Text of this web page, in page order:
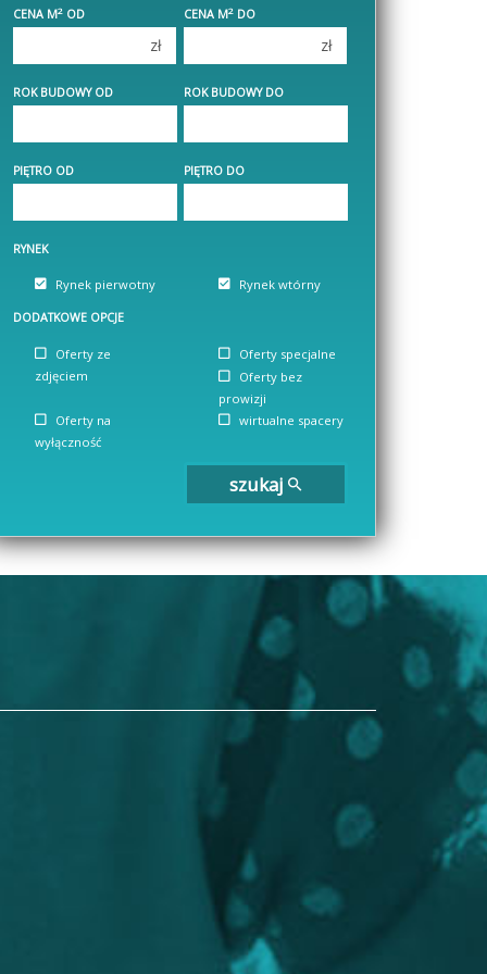
4 pokoje
6 pokoi
4 pokoje
6 pokoi
CENA M2 OD
zł
CENA M2DO
zł
ROK BUDOWY OD ROK BUDOWY DO
PIĘTRO OD PIĘTRO DO
RYNEK
Rynek pierwotny Rynek wtórny
DODATKOWE OPCJE
Oferty ze
zdjęciem
Oferty specjalne
Oferty bez
prowizji
Oferty na
wyłączność
wirtualne spacery
szukaj